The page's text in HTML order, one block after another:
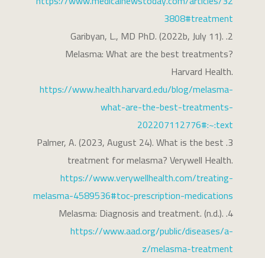
3808#treatment
Garibyan, L., MD PhD. (2022b, July 11).
Melasma: What are the best treatments?
Harvard Health.
https://www.health.harvard.edu/blog/melasma-
what-are-the-best-treatments-
202207112776#:~:text
Palmer, A. (2023, August 24). What is the best
treatment for melasma? Verywell Health.
https://www.verywellhealth.com/treating-
melasma-4589536#toc-prescription-medications
Melasma: Diagnosis and treatment. (n.d.).
https://www.aad.org/public/diseases/a-
z/melasma-treatment